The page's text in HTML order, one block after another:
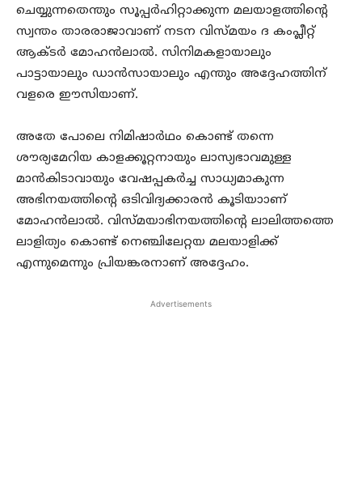
ചെയ്യുന്നതെന്തും സൂപ്പർഹിറ്റാക്കുന്ന മലയാളത്തിന്റെ
സ്വന്തം താരരാജാവാണ് നടന വിസ്മയം ദ കംപ്ലീറ്റ്
ആക്ടർ മോഹൻലാൽ. സിനിമകളായാലും
പാട്ടായാലും ഡാൻസായാലും എന്തും അദ്ദേഹത്തിന്
വളരെ ഈസിയാണ്.
അതേ പോലെ നിമിഷാർഥം കൊണ്ട് തന്നെ
ശൗര്യമേറിയ കാളക്കൂറ്റനായും ലാസ്യഭാവമുള്ള
മാൻകിടാവായും വേഷപ്പകർച്ച സാധ്യമാകുന്ന
അഭിനയത്തിന്റെ ഒടിവിദ്യക്കാരൻ കൂടിയാാണ്
മോഹൻലാൽ. വിസ്മയാഭിനയത്തിന്റെ ലാലിത്തത്തെ
ലാളിത്യം കൊണ്ട് നെഞ്ചിലേറ്റയ മലയാളിക്ക്
എന്നുമെന്നും പ്രിയങ്കരനാണ് അദ്ദേഹം.
Advertisements